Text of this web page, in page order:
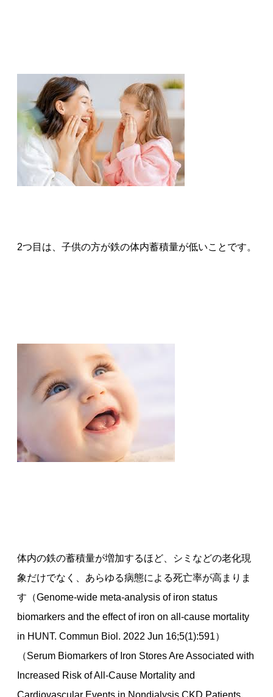
2つ目は、子供の方が鉄の体内蓄積量が低いことです。
体内の鉄の蓄積量が増加するほど、シミなどの老化現
象だけでなく、あらゆる病態による死亡率が高まりま
す（Genome-wide meta-analysis of iron status
biomarkers and the effect of iron on all-cause mortality
in HUNT. Commun Biol. 2022 Jun 16;5(1):591）
（Serum Biomarkers of Iron Stores Are Associated with
Increased Risk of All-Cause Mortality and
Cardiovascular Events in Nondialysis CKD Patients,